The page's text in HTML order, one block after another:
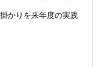
かりを来年度の実践